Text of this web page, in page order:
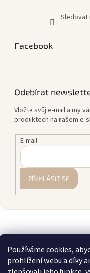
Používáme cookies,
prohlížení webu a díky
Sledovat
Facebook
Odebírat
Vložte svůj e-mail a my
produktech na našem e-
E-mail
PŘIHLÁSIT SE